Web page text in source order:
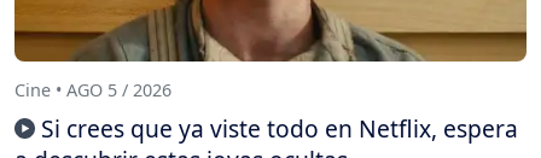
Cine • AGO 5 / 2026
Si crees que ya viste todo en Netflix, espera